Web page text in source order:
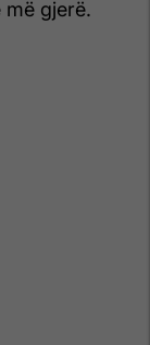
gjerë.